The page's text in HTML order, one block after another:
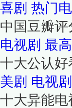
喜剧 热门
中国豆瓣
电视剧 最高
十大公认
美剧 电视剧
十大异能